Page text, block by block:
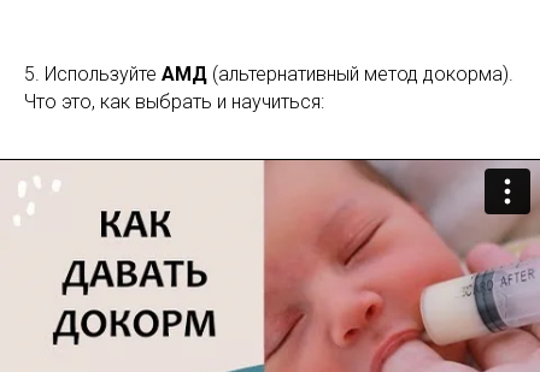
5. Используйте АМД (альтернативный метод докорма).
Что это, как выбрать и научиться: